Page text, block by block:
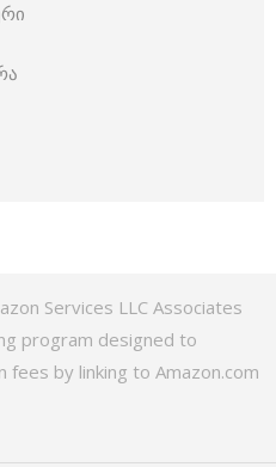
Services LLC Associates
program designed to
by linking to Amazon.com